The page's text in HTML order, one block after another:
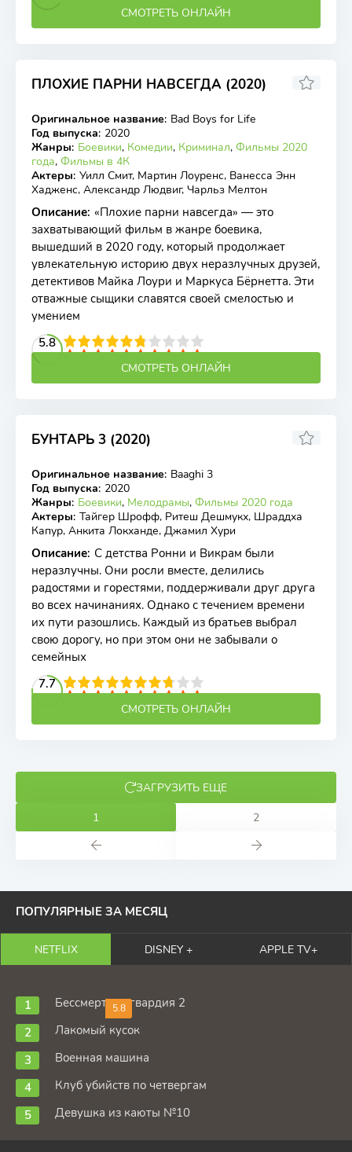
СМОТРЕТЬ ОНЛАЙН
ПЛОХИЕ ПАРНИ НАВСЕГДА (2020)
BDRip
6.70 6.5
Оригинальное название: Bad Boys for Life
Год выпуска: 2020
Жанры: Боевики, Комедии, Криминал, Фильмы 2020
года, Фильмы в 4К
Актеры: Уилл Смит, Мартин Лоуренс, Ванесса Энн
Хадженс, Александр Людвиг, Чарльз Мелтон
Описание: «Плохие парни навсегда» — это
захватывающий фильм в жанре боевика,
вышедший в 2020 году, который продолжает
увлекательную историю двух неразлучных друзей,
детективов Майка Лоури и Маркуса Бёрнетта. Эти
отважные сыщики славятся своей смелостью и
умением
5.8
4 5 6 7 8 9 10
СМОТРЕТЬ ОНЛАЙН
БУНТАРЬ 3 (2020)
BDRip
6.29
Оригинальное название: Baaghi 3
Год выпуска: 2020
Жанры: Боевики, Мелодрамы, Фильмы 2020 года
Актеры: Тайгер Шрофф, Ритеш Дешмукх, Шраддха
Капур, Анкита Локханде, Джамил Хури
Описание: С детства Ронни и Викрам были
неразлучны. Они росли вместе, делились
радостями и горестями, поддерживали друг друга
во всех начинаниях. Однако с течением времени
их пути разошлись. Каждый из братьев выбрал
свою дорогу, но при этом они не забывали о
семейных
7.7
4 5 6 7 8 9 10
СМОТРЕТЬ ОНЛАЙН
ЗАГРУЗИТЬ ЕЩЕ
1
2
ПОПУЛЯРНЫЕ ЗА МЕСЯЦ
NETFLIX DISNEY + APPLE TV+
5.8
Бессмертная гвардия 2
Лакомый кусок
Военная машина
Клуб убийств по четвергам
Девушка из каюты №10